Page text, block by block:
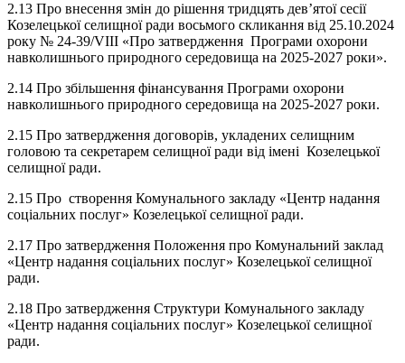
2.13 Про внесення змін до рішення тридцять дев’ятої сесії
Козелецької селищної ради восьмого скликання від 25.10.2024
року № 24-39/VIII «Про затвердження Програми охорони
навколишнього природного середовища на 2025-2027 роки».
2.14 Про збільшення фінансування Програми охорони
навколишнього природного середовища на 2025-2027 роки.
2.15 Про затвердження договорів, укладених селищним
головою та секретарем селищної ради від імені Козелецької
селищної ради.
2.15 Про створення Комунального закладу «Центр надання
соціальних послуг» Козелецької селищної ради.
2.17 Про затвердження Положення про Комунальний заклад
«Центр надання соціальних послуг» Козелецької селищної
ради.
2.18 Про затвердження Структури Комунального закладу
«Центр надання соціальних послуг» Козелецької селищної
ради.